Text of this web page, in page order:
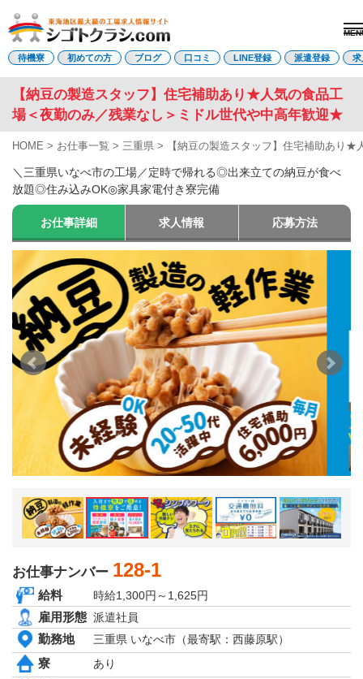
電話受付はこちら
トップページ
初めての方へ
待機寮について
求人を探す
全ての求人
東海エリア
愛知県
三重県
岐阜県
静岡県
関西エリア
滋賀県
京都府
奈良県
和歌山県
関東エリア
茨城県
群馬県
埼玉県
千葉県
東北エリア
青森県
岩手県
秋田県
宮城県
山形県
福島県
待機寮 初めての方 ブログ 口コミ LINE登録 派遣登録 求
【納豆の製造スタッフ】住宅補助あり★人気の食品工
場＜夜勤のみ／残業なし＞ミドル世代や中高年歓迎★
HOME > お仕事一覧 > 三重県 > 【納豆の製造スタッフ】住宅補助あり
＼三重県いなべ市の工場／定時で帰れる◎出来立ての納豆が食べ
放題◎住み込みOK◎家具家電付き寮完備
お仕事詳細 求人情報 応募方法
お仕事ナンバー 128-1
給料 時給1,300円～1,625円
雇用形態 派遣社員
勤務地 三重県 いなべ市（最寄駅：西藤原駅）
寮 あり